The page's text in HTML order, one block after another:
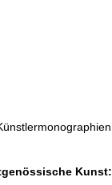
Kunst: